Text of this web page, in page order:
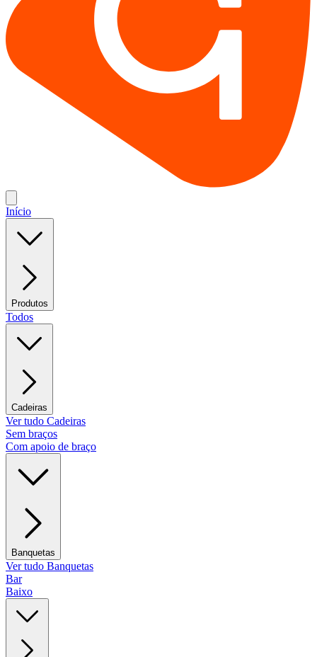
Início
Produtos
Todos
Cadeiras
Ver tudo Cadeiras
Sem braços
Com apoio de braço
Banquetas
Ver tudo Banquetas
Bar
Baixo